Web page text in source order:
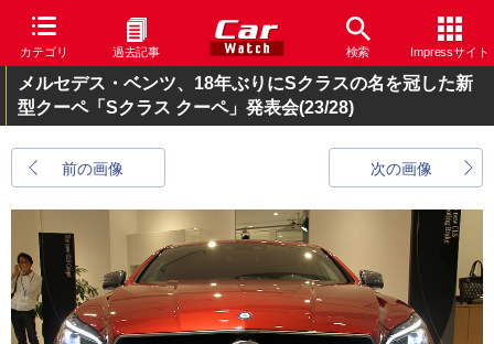
カテゴリ 過去記事 検索 Impressサイト
メルセデス・ベンツ、18年ぶりにSクラスの名を冠した新
型クーペ「Sクラス クーペ」発表会(23/28)
前の画像 次の画像